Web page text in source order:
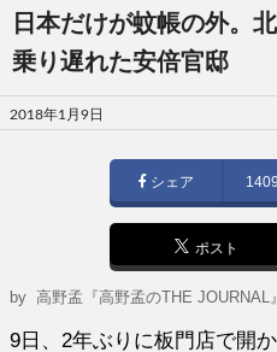
日本だけが蚊帳の外。
乗り遅れた安倍官邸
投
稿
2018年1月9日
シェア 1409
ポスト
by高野孟『高野孟のTHE JOURNAL』
9日、2年ぶりに板門店で開